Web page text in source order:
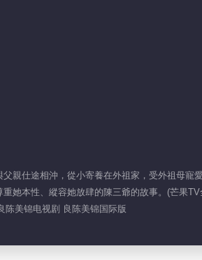
親仕途相沖，從小寄養在外祖家，受外祖母
她本性、縱容她放肆的陳三爺的故事。(芒果
陈美锦电视剧 良陈美锦国际版